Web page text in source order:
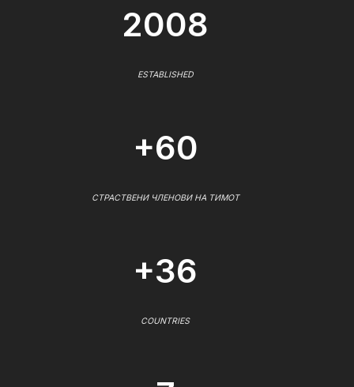
2008
ESTABLISHED
+60
СТРАСТВЕНИ ЧЛЕНОВИ НА ТИМОТ
+36
COUNTRIES